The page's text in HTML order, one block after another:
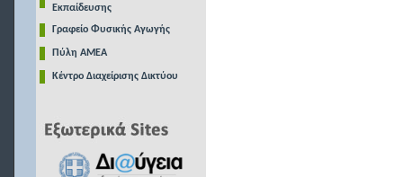
Εκπαίδευσης
Γραφείο Φυσικής Αγωγής
Πύλη ΑΜΕΑ
Κέντρο Διαχείρισης Δικτύου